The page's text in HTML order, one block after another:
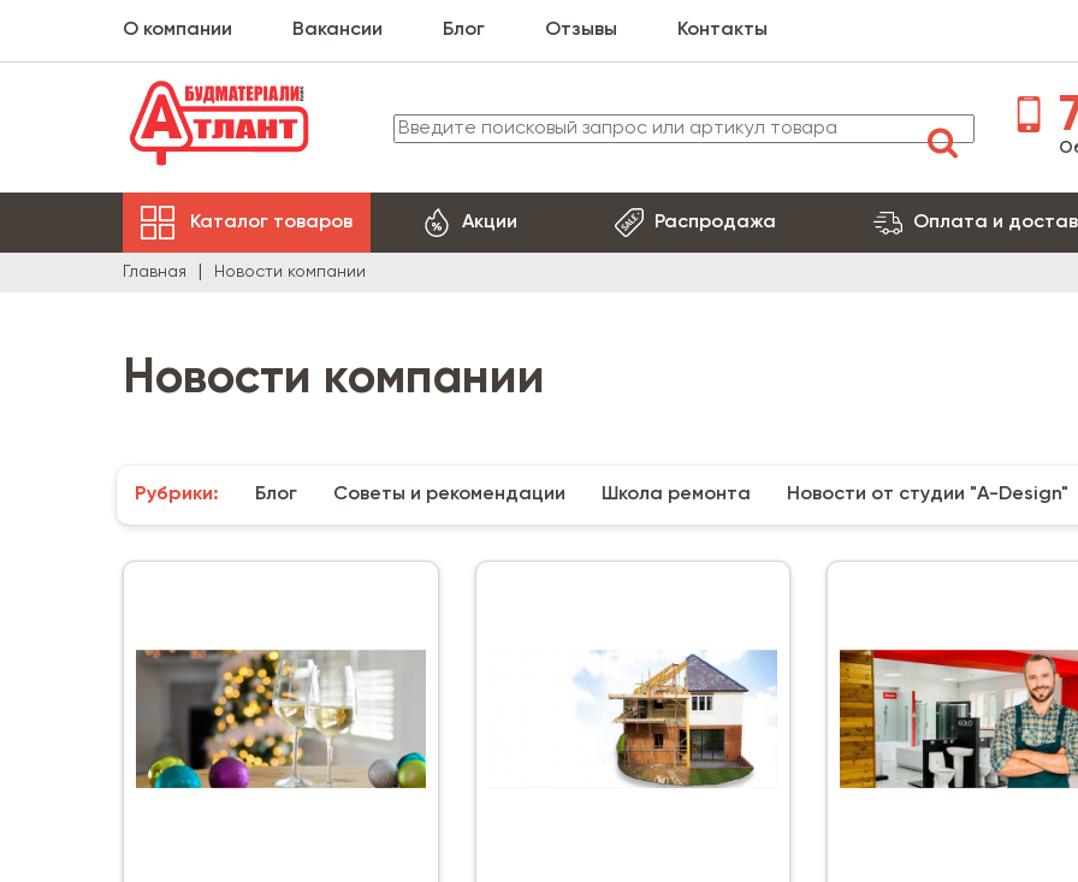
О компании Вакансии Блог Отзывы Контакты
Каталог товаров Акции Распродажа Оплата и
Главная Новости компании
Новости компании
Рубрики: Блог Советы и рекомендации Школа ремонта Новости от студии "A-Design"